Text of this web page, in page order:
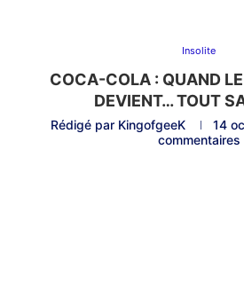
Insolite
COCA-COLA : QUAND
DEVIENT… TOUT
Rédigé par KingofgeeK 14
commentaires